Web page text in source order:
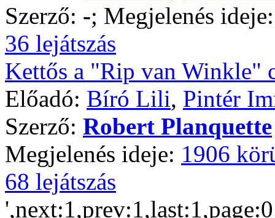
Szerző: -; Megjelenés
36 lejátszás
Kettős a "Rip van Winkle"
Előadó: Bíró Lili, Pintér
Szerző: Robert Planquette
Megjelenés ideje: 1906
68 lejátszás